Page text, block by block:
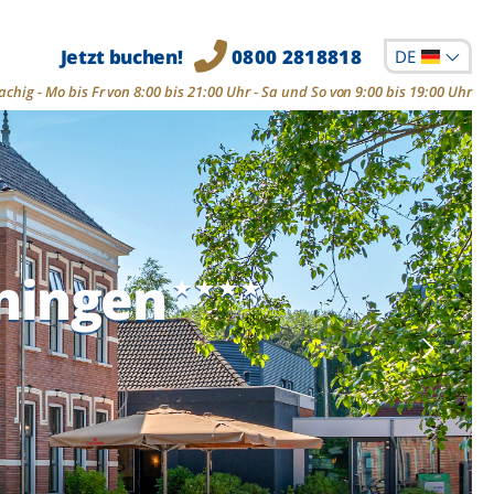
Jetzt buchen! 0800 2818818 DE
- Mo bis Fr von 8:00 bis 21:00 Uhr - Sa und So von 9:00 bis 19:00 Uhr